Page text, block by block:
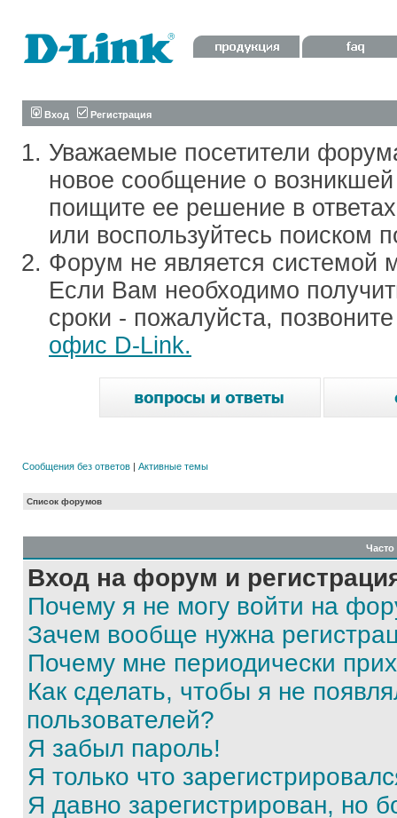
Вход Регистрация
Уважаемые посетители
новое сообщение о
поищите ее решение в
или воспользуйтесь поиском
Форум не является системой
Если Вам необходимо
сроки - пожалуйста,
офис D-Link.
Сообщения без ответов | Активные темы
Список форумов
Вход на форум и
Почему я не могу войти на
Зачем вообще нужна
Почему мне периодически
Как сделать, чтобы я не
пользователей?
Я забыл пароль!
Я только что
Я давно зарегистрирован, но